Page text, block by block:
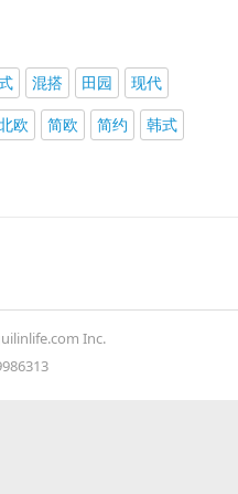
混搭 田园
现代
欧 简欧 简约
韩式
Inc.